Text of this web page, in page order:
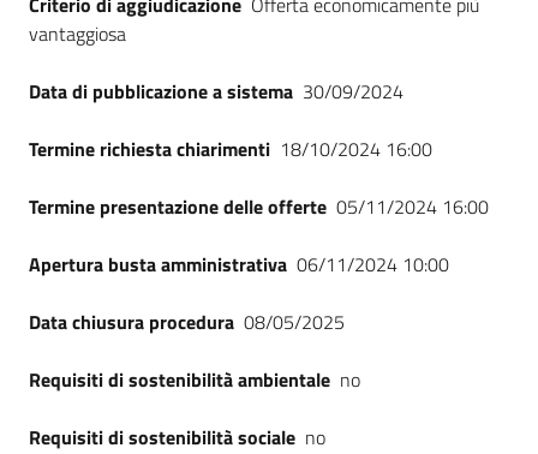
Seguici
su
vantaggiosa
Data di pubblicazione a sistema 30/09/2024
Termine richiesta chiarimenti 18/10/2024 16:00
Termine presentazione delle offerte 05/11/2024 16:00
Apertura busta amministrativa 06/11/2024 10:00
Data chiusura procedura 08/05/2025
Requisiti di sostenibilità ambientale no
Requisiti di sostenibilità sociale no